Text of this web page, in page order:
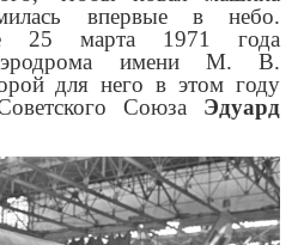
впервые в небо.
25 марта 1971 года
имени М. В.
для него в этом году
Союза Эдуард